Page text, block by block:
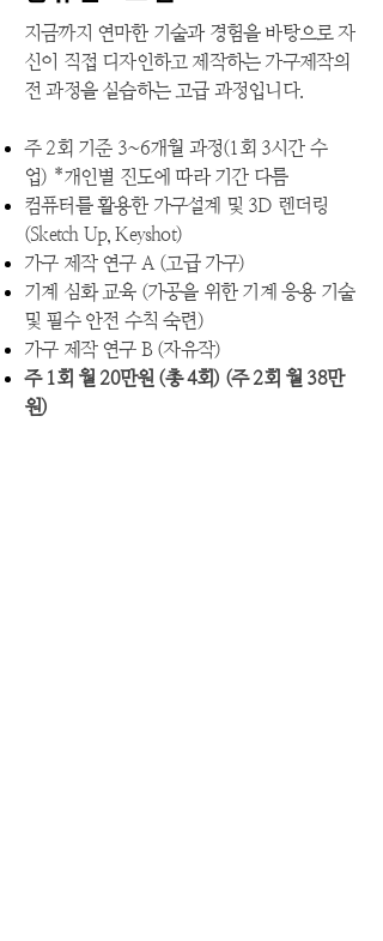
지금까지 연마한 기술과 경험을 바탕으로 자
신이 직접 디자인하고 제작하는 가구제작의
전 과정을 실습하는 고급 과정입니다.
주 2회 기준 3~6개월 과정(1회 3시간 수
업) *개인별 진도에 따라 기간 다름
컴퓨터를 활용한 가구설계 및 3D 렌더링
(Sketch Up, Keyshot)
가구 제작 연구 A (고급 가구)
기계 심화 교육 (가공을 위한 기계 응용 기술
및 필수 안전 수칙 숙련)
가구 제작 연구 B (자유작)
주 1회 월 20만원 (총 4회) (주 2회 월 38만
원)